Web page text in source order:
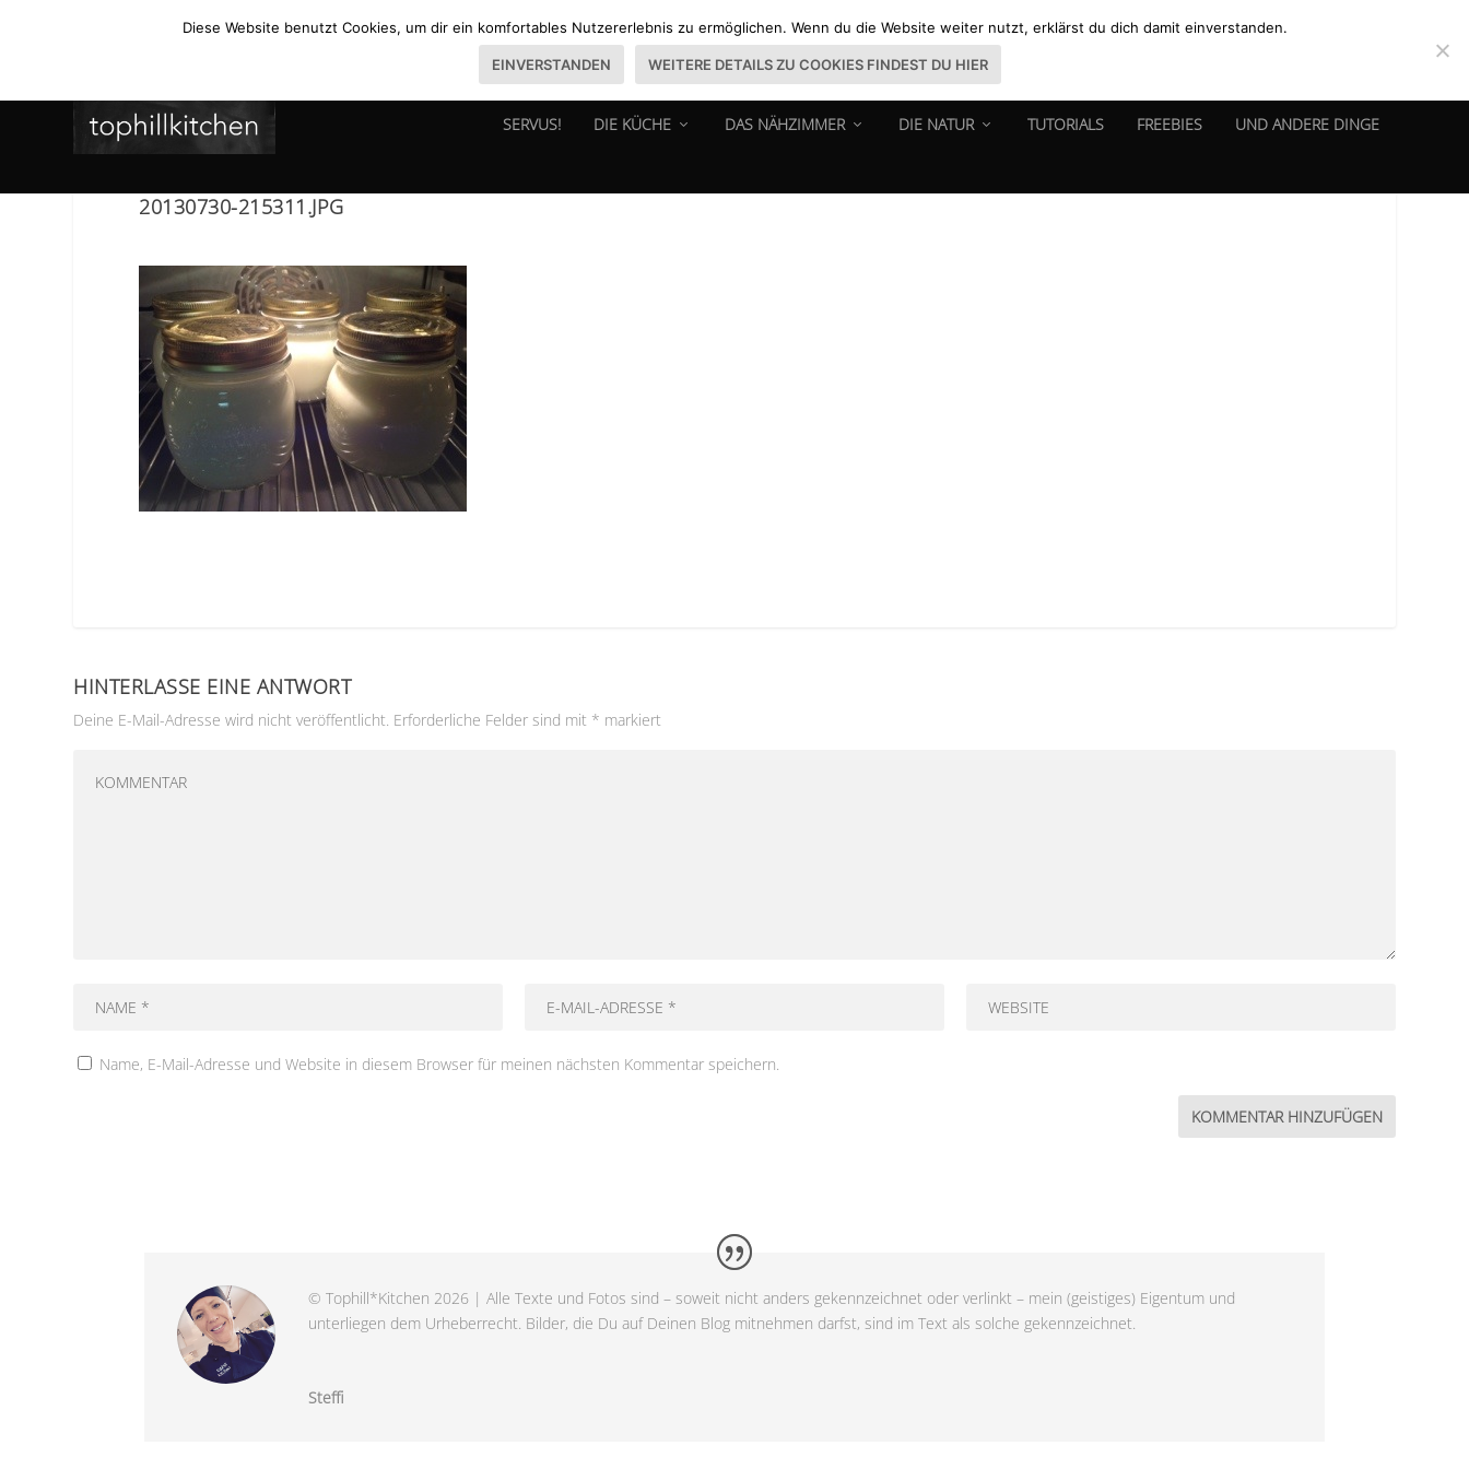
SERVUS! DIE KÜCHE DAS NÄHZIMMER DIE NATUR TUTORIALS FREEBIES UND ANDERE DINGE
20130730-215311.JPG
HINTERLASSE EINE ANTWORT
Deine E-Mail-Adresse wird nicht veröffentlicht. Erforderliche Felder sind mit * markiert
Name, E-Mail-Adresse und Website in diesem Browser für meinen nächsten Kommentar speichern.
© Tophill*Kitchen 2026 | Alle Texte und Fotos sind – soweit nicht anders gekennzeichnet oder verlinkt – mein (geistiges) Eigentum und
unterliegen dem Urheberrecht. Bilder, die Du auf Deinen Blog mitnehmen darfst, sind im Text als solche gekennzeichnet.
Steffi
Diese Website benutzt Cookies, um dir ein komfortables Nutzererlebnis zu ermöglichen. Wenn du die Website weiter nutzt, erklärst du dich damit einverstanden.
EINVERSTANDEN WEITERE DETAILS ZU COOKIES FINDEST DU HIER